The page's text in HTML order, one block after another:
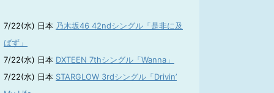
7/22(水) 日本 乃木坂46 42ndシングル「是非に及
ばず」
7/22(水) 日本 DXTEEN 7thシングル「Wanna」
7/22(水) 日本 STARGLOW 3rdシングル「Drivin’